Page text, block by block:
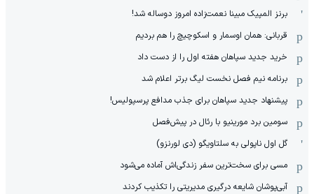
برنز المپیک مبینا نعمت‌زاده امروز دوساله شد!
قربانی: همان اوسمار و اسکوچیچ را هم بردیم
خرید جدید سپاهان هفته اول را از دست داد
برنامه نیم فصل نخست لیگ برتر اعلام شد
پیشنهاد جدید سپاهان برای جذب مدافع پرسپولیس!
سومین برد مورینیو با رئال در پیش‌فصل
گل اول ناپولی به سلتاویگو (دی لورنزو)
مسی برای سخت‌ترین سفر زندگی‌اش آماده می‌شود
آبی‌پوشان شایعه درگیری مدیریتی را تکذیب کردند